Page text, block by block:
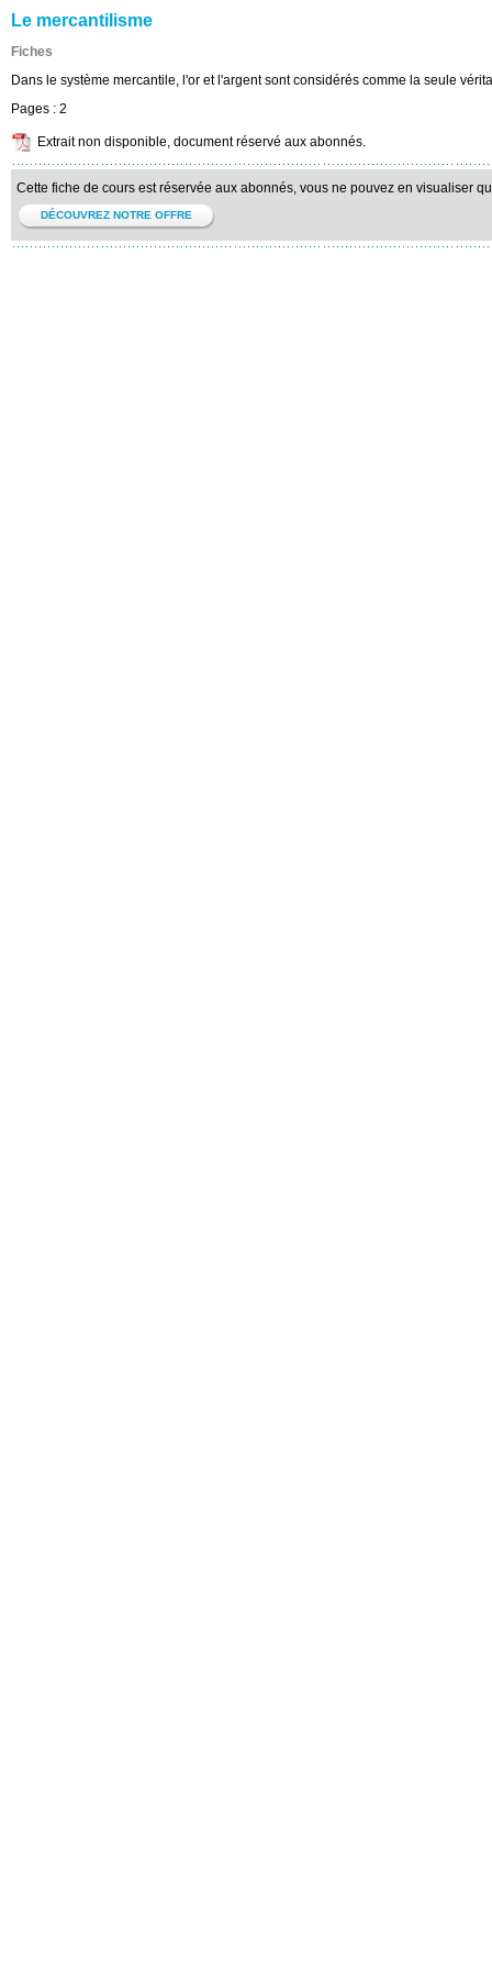
Le mercantilisme
Fiches
Dans le système mercantile, l'or et l'argent sont considérés comme la seule
Pages : 2
Extrait non disponible, document réservé aux abonnés.
Cette fiche de cours est réservée aux abonnés, vous ne pouvez en visualiser
DÉCOUVREZ NOTRE OFFRE